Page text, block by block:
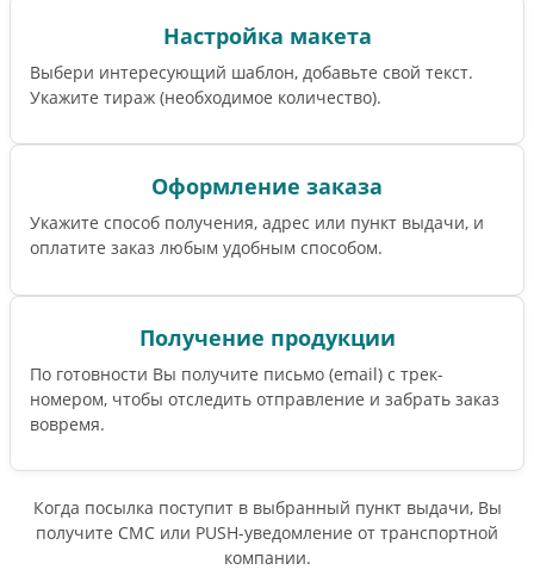
Настройка макета
Выбери интересующий шаблон, добавьте свой текст.
Укажите тираж (необходимое количество).
Оформление заказа
Укажите способ получения, адрес или пункт выдачи, и
оплатите заказ любым удобным способом.
Получение продукции
По готовности Вы получите письмо (email) c трек-
номером, чтобы отследить отправление и забрать заказ
вовремя.
Когда посылка поступит в выбранный пункт выдачи, Вы
получите СМС или PUSH-уведомление от транспортной
компании.